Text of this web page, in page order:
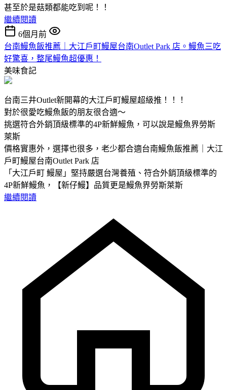
甚至於是菇類都能吃到呢！！
繼續閱讀
6個月前
台南鰻魚飯推薦｜大江戶町鰻屋台南Outlet Park 店。鰻魚三吃
好驚喜，整尾鰻魚超優惠！
美味食記
台南三井Outlet新開幕的大江戶町鰻屋超級推！！！
對於很愛吃鰻魚飯的朋友很合適～
挑選符合外銷頂級標準的4P新鮮鰻魚，可以說是鰻魚界勞斯
萊斯
價格實惠外，選擇也很多，老少都合適台南鰻魚飯推薦｜大江
戶町鰻屋台南Outlet Park 店
「大江戶町 鰻屋」堅持嚴選台灣養殖、符合外銷頂級標準的
4P新鮮鰻魚，【新仔鰻】品質更是鰻魚界勞斯萊斯
繼續閱讀